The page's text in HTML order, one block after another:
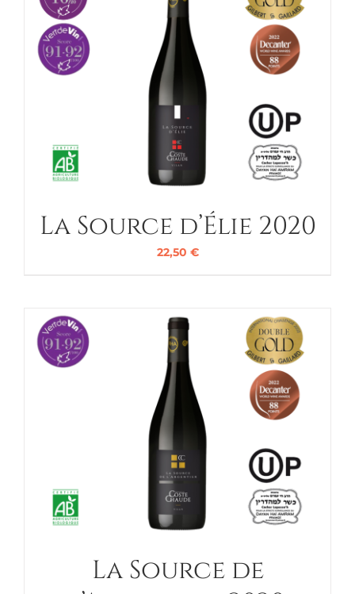
La Source d’Élie 2020
22,50 €
La Source de